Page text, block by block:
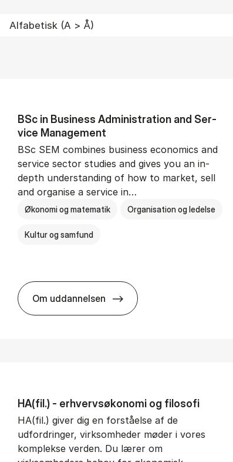
BSc in Busi­ness Ad­min­is­tra­tion and Ser­
vice Man­age­ment
BSc SEM combines business economics and
service sector studies and gives you an in-
depth understanding of how to market, sell
and organise a service in…
Økonomi og matematik Organisation og ledelse
Kultur og samfund
Om uddannelsen
BSc in Busi­ness Ad­min­is­tra­tion
HA(fil.) - erhvervs­økonomi og fi­lo­so­fi
HA(fil.) giver dig en forståelse af de
udfordringer, virksomheder møder i vores
komplekse verden. Du lærer om